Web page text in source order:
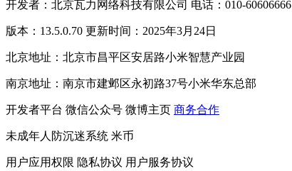
开发者：北京瓦力网络科技有限公司 电话：010-60606666
版本：13.5.0.70 更新时间：2025年3月24日
北京地址：北京市昌平区安居路小米智慧产业园
南京地址：南京市建邺区永初路37号小米华东总部
开发者平台 微信公众号 微博主页 商务合作
未成年人防沉迷系统 米币
用户应用权限 隐私协议 用户服务协议